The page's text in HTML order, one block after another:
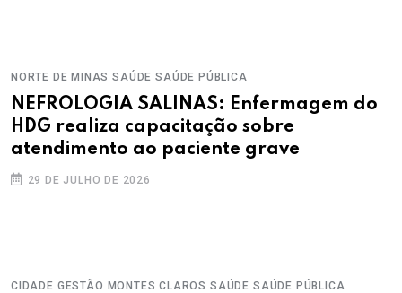
NORTE DE MINAS SAÚDE SAÚDE PÚBLICA
NEFROLOGIA SALINAS: Enfermagem do
HDG realiza capacitação sobre
atendimento ao paciente grave
29 DE JULHO DE 2026
CIDADE GESTÃO MONTES CLAROS SAÚDE SAÚDE PÚBLICA